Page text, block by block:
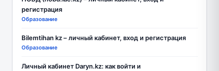
регистрация
Образование
Bilemtihan kz – личный кабинет, вход и регистрация
Образование
Личный кабинет Daryn.kz: как войти и